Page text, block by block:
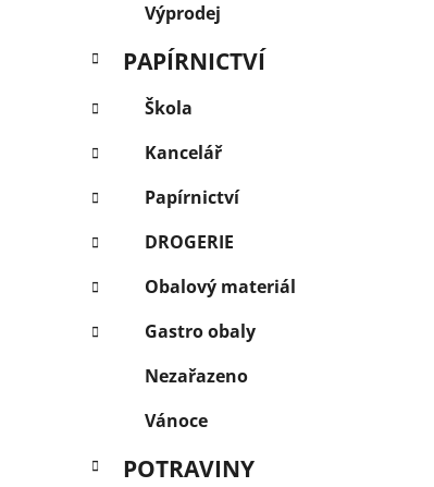
Výprodej
PAPÍRNICTVÍ
Škola
Kancelář
Papírnictví
DROGERIE
Obalový materiál
Gastro obaly
Nezařazeno
Vánoce
POTRAVINY